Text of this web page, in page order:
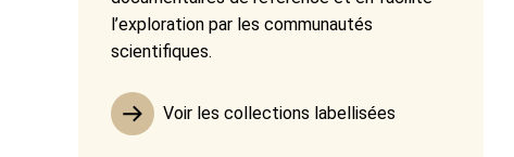
l’exploration par les communautés
scientifiques.
Voir les collections labellisées